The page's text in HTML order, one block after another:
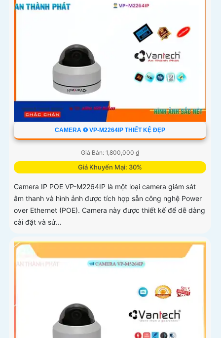
CAMERA ❂ VP-M2264IP THIẾT KỆ ĐẸP
Giá Bán: 1,800,000 ₫
Giá Khuyến Mại: 30%
Camera IP POE VP-M2264IP là một loại camera giám sát
âm thanh và hình ảnh được tích hợp sẵn công nghệ Power
over Ethernet (POE). Camera này được thiết kế để dễ dàng
cài đặt và sử...